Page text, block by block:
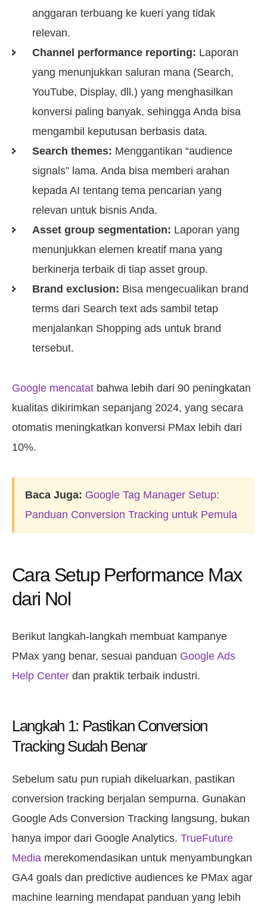
anggaran terbuang ke kueri yang tidak
relevan.
Channel performance reporting: Laporan
yang menunjukkan saluran mana (Search,
YouTube, Display, dll.) yang menghasilkan
konversi paling banyak, sehingga Anda bisa
mengambil keputusan berbasis data.
Search themes: Menggantikan “audience
signals” lama. Anda bisa memberi arahan
kepada AI tentang tema pencarian yang
relevan untuk bisnis Anda.
Asset group segmentation: Laporan yang
menunjukkan elemen kreatif mana yang
berkinerja terbaik di tiap asset group.
Brand exclusion: Bisa mengecualikan brand
terms dari Search text ads sambil tetap
menjalankan Shopping ads untuk brand
tersebut.
Google mencatat bahwa lebih dari 90 peningkatan
kualitas dikirimkan sepanjang 2024, yang secara
otomatis meningkatkan konversi PMax lebih dari
10%.
Baca Juga: Google Tag Manager Setup:
Panduan Conversion Tracking untuk Pemula
Cara Setup Performance Max
dari Nol
Berikut langkah-langkah membuat kampanye
PMax yang benar, sesuai panduan Google Ads
Help Center dan praktik terbaik industri.
Langkah 1: Pastikan Conversion
Tracking Sudah Benar
Sebelum satu pun rupiah dikeluarkan, pastikan
conversion tracking berjalan sempurna. Gunakan
Google Ads Conversion Tracking langsung, bukan
hanya impor dari Google Analytics. TrueFuture
Media merekomendasikan untuk menyambungkan
GA4 goals dan predictive audiences ke PMax agar
machine learning mendapat panduan yang lebih